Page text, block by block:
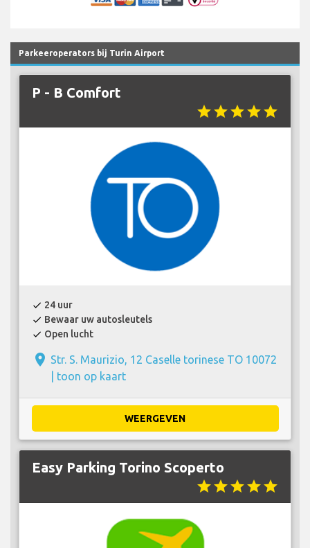
Parkeeroperators bij Turin Airport
P - B Comfort
starstarstarstarstar
check 24 uur
check Bewaar uw autosleutels
check Open lucht
place Str. S. Maurizio, 12 Caselle torinese TO 10072
toon op kaart
WEERGEVEN
Easy Parking Torino Scoperto
starstarstarstarstar